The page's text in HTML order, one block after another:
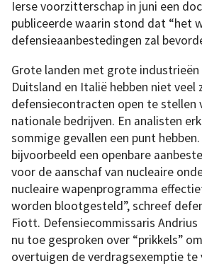
Ierse voorzitterschap in juni een
publiceerde waarin stond dat “het
defensieaanbestedingen zal
Grote landen met grote industrieën
Duitsland en Italië hebben niet veel
defensiecontracten open te stellen
nationale bedrijven. En analisten
sommige gevallen een punt
bijvoorbeeld een openbare
voor de aanschaf van nucleaire
nucleaire wapenprogramma
worden blootgesteld”, schreef
Fiott. Defensiecommissaris
nu toe gesproken over “prikkels”
overtuigen de verdragsexemptie te